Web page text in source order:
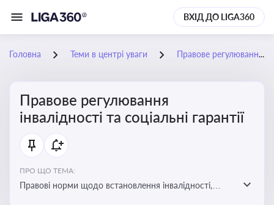
ВХІД ДО LIGA360
Головна Теми в центрі уваги Правове регулювання інвалідності та соціальні гарантії
Правове регулювання
інвалідності та соціальні гарантії
ПРО ЩО ТЕМА:
Правові норми щодо встановлення інвалідності,